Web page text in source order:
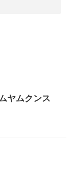
ヤムクンス